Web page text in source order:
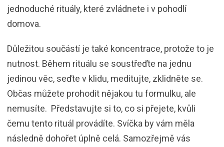
jednoduché rituály, které zvládnete i v pohodlí
domova.
Důležitou součástí je také koncentrace, protože to je
nutnost. Během rituálu se soustřeďte na jednu
jedinou věc, seďte v klidu, meditujte, zklidněte se.
Občas můžete prohodit nějakou tu formulku, ale
nemusíte. Představujte si to, co si přejete, kvůli
čemu tento rituál provádíte. Svíčka by vám měla
následně dohořet úplně celá. Samozřejmě vás